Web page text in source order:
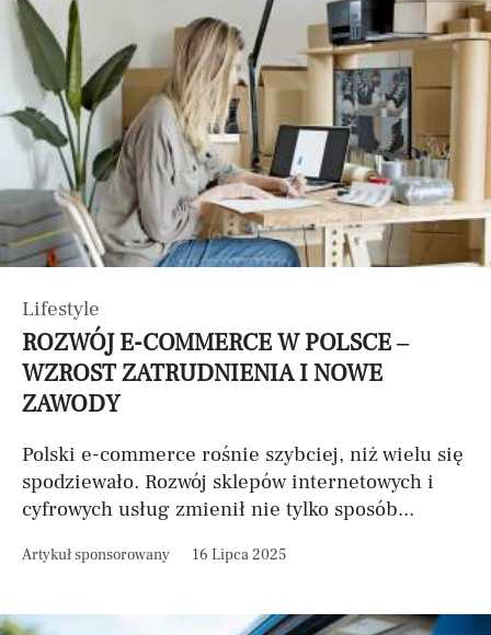
Lifestyle
ROZWÓJ E-COMMERCE W POLSCE –
WZROST ZATRUDNIENIA I NOWE
ZAWODY
Polski e-commerce rośnie szybciej, niż wielu się
spodziewało. Rozwój sklepów internetowych i
cyfrowych usług zmienił nie tylko sposób...
Artykuł sponsorowany 16 Lipca 2025